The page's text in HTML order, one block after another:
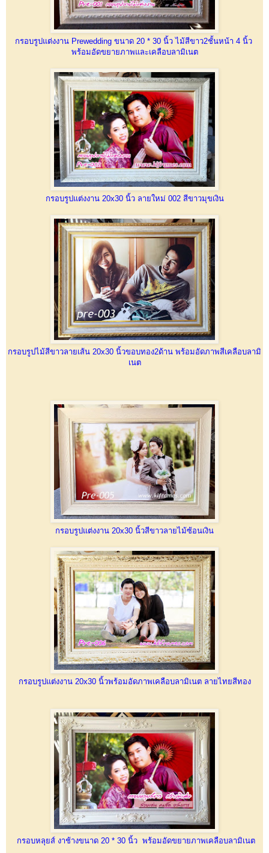
กรอบรูปแต่งงาน Prewedding ขนาด 20 * 30 นิ้ว ไม้สีขาว2ชั้นหน้า 4 นิ้ว
พร้อมอัดขยายภาพและเคลือบลามิเนต
กรอบรูปแต่งงาน 20x30 นิ้ว ลายใหม่ 002 สีขาวมุขเงิน
กรอบรูปไม้สีขาวลายเส้น 20x30 นิ้วขอบทอง2ด้าน พร้อมอัดภาพสีเคลือบลามิ
เนต
กรอบรูปแต่งงาน 20x30 นิ้วสีขาวลายไม้ซ้อนเงิน
กรอบรูปแต่งงาน 20x30 นิ้วพร้อมอัดภาพเคลือบลามิเนต ลายไทยสีทอง
กรอบหลุยส์ งาช้างขนาด 20 * 30 นิ้ว พร้อมอัดขยายภาพเคลือบลามิเนต